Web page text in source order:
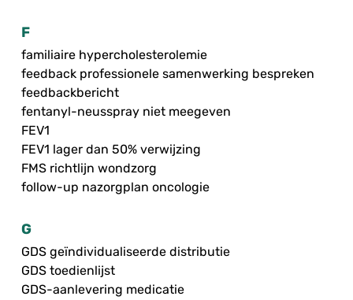
F
familiaire hypercholesterolemie
feedback professionele samenwerking bespreken
feedbackbericht
fentanyl-neusspray niet meegeven
FEV1
FEV1 lager dan 50% verwijzing
FMS richtlijn wondzorg
follow-up nazorgplan oncologie
G
GDS geïndividualiseerde distributie
GDS toedienlijst
GDS-aanlevering medicatie